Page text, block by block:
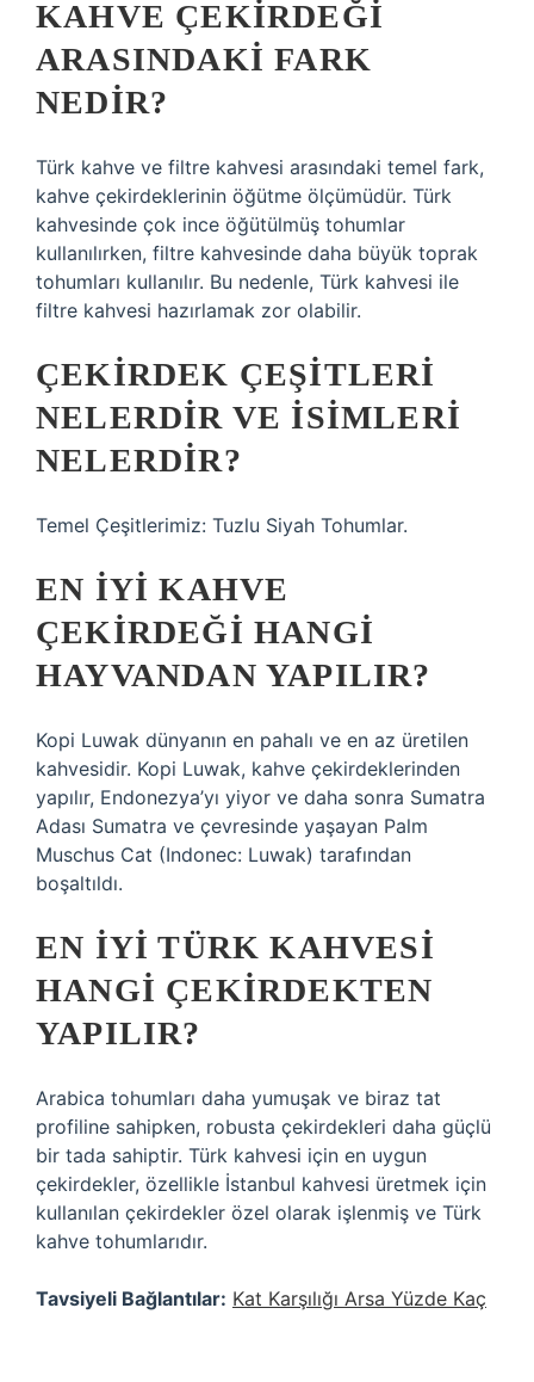
KAHVE ÇEKIRDEĞI
ARASINDAKI FARK
NEDIR?
Türk kahve ve filtre kahvesi arasındaki temel fark,
kahve çekirdeklerinin öğütme ölçümüdür. Türk
kahvesinde çok ince öğütülmüş tohumlar
kullanılırken, filtre kahvesinde daha büyük toprak
tohumları kullanılır. Bu nedenle, Türk kahvesi ile
filtre kahvesi hazırlamak zor olabilir.
ÇEKIRDEK ÇEŞITLERI
NELERDIR VE ISIMLERI
NELERDIR?
Temel Çeşitlerimiz: Tuzlu Siyah Tohumlar.
EN IYI KAHVE
ÇEKIRDEĞI HANGI
HAYVANDAN YAPILIR?
Kopi Luwak dünyanın en pahalı ve en az üretilen
kahvesidir. Kopi Luwak, kahve çekirdeklerinden
yapılır, Endonezya’yı yiyor ve daha sonra Sumatra
Adası Sumatra ve çevresinde yaşayan Palm
Muschus Cat (Indonec: Luwak) tarafından
boşaltıldı.
EN IYI TÜRK KAHVESI
HANGI ÇEKIRDEKTEN
YAPILIR?
Arabica tohumları daha yumuşak ve biraz tat
profiline sahipken, robusta çekirdekleri daha güçlü
bir tada sahiptir. Türk kahvesi için en uygun
çekirdekler, özellikle İstanbul kahvesi üretmek için
kullanılan çekirdekler özel olarak işlenmiş ve Türk
kahve tohumlarıdır.
Tavsiyeli Bağlantılar: Kat Karşılığı Arsa Yüzde Kaç